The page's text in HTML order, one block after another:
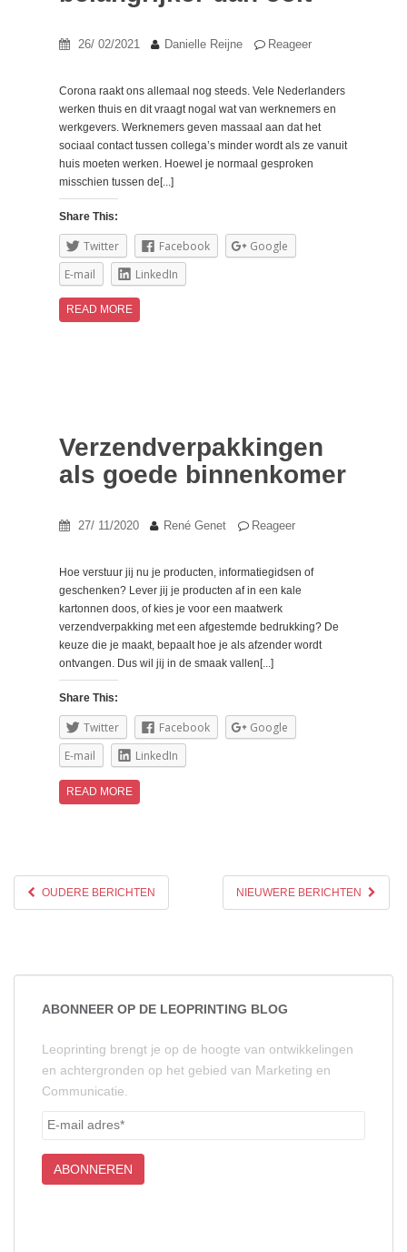
26/ 02/2021 Danielle Reijne Reageer
Corona raakt ons allemaal nog steeds. Vele Nederlanders
werken thuis en dit vraagt nogal wat van werknemers en
werkgevers. Werknemers geven massaal aan dat het
sociaal contact tussen collega’s minder wordt als ze vanuit
huis moeten werken. Hoewel je normaal gesproken
misschien tussen de[...]
Share This:
Twitter Facebook
Google
E-mail
LinkedIn
READ MORE
Verzendverpakkingen
als goede binnenkomer
27/ 11/2020 René Genet Reageer
Hoe verstuur jij nu je producten, informatiegidsen of
geschenken? Lever jij je producten af in een kale
kartonnen doos, of kies je voor een maatwerk
verzendverpakking met een afgestemde bedrukking? De
keuze die je maakt, bepaalt hoe je als afzender wordt
ontvangen. Dus wil jij in de smaak vallen[...]
Share This:
Twitter Facebook
Google
E-mail
LinkedIn
READ MORE
NIEUWERE BERICHTEN
OUDERE BERICHTEN
ABONNEER OP DE LEOPRINTING BLOG
Leoprinting brengt je op de hoogte van ontwikkelingen
en achtergronden op het gebied van Marketing en
Communicatie.